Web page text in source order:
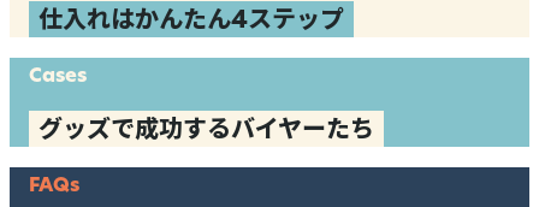
仕入れはかんたん4ステップ
Cases
グッズで成功するバイヤーたち
FAQs